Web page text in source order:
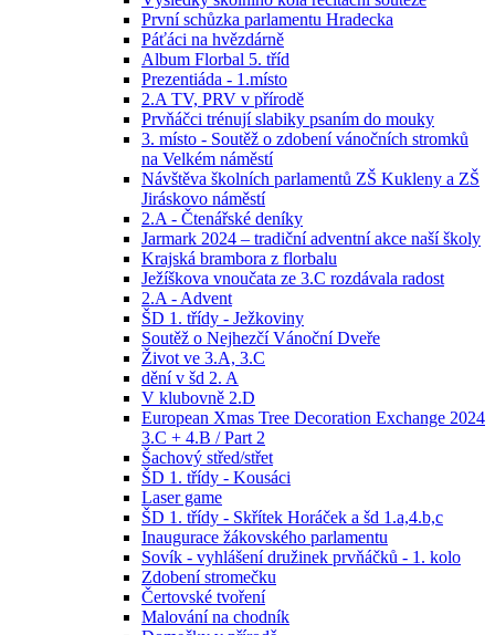
První schůzka parlamentu Hradecka
Páťáci na hvězdárně
Album Florbal 5. tříd
Prezentiáda - 1.místo
2.A TV, PRV v přírodě
Prvňáčci trénují slabiky psaním do mouky
3. místo - Soutěž o zdobení vánočních stromků
na Velkém náměstí
Návštěva školních parlamentů ZŠ Kukleny a ZŠ
Jiráskovo náměstí
2.A - Čtenářské deníky
Jarmark 2024 – tradiční adventní akce naší školy
Krajská brambora z florbalu
Ježíškova vnoučata ze 3.C rozdávala radost
2.A - Advent
ŠD 1. třídy - Ježkoviny
Soutěž o Nejhezčí Vánoční Dveře
Život ve 3.A, 3.C
dění v šd 2. A
V klubovně 2.D
European Xmas Tree Decoration Exchange 2024
3.C + 4.B / Part 2
Šachový střed/střet
ŠD 1. třídy - Kousáci
Laser game
ŠD 1. třídy - Skřítek Horáček a šd 1.a,4.b,c
Inaugurace žákovského parlamentu
Sovík - vyhlášení družinek prvňáčků - 1. kolo
Zdobení stromečku
Čertovské tvoření
Malování na chodník